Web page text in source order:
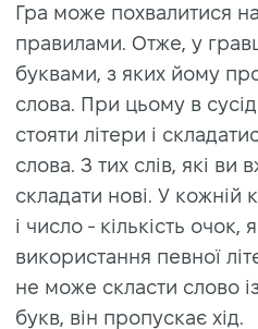
Гра може похвалитися
правилами. Отже, у
буквами, з яких йому
слова. При цьому в
стояти літери і
слова. З тих слів, які ви
складати нові. У кожній
і число - кількість очок,
використання певної
не може скласти слово
букв, він пропускає хід.